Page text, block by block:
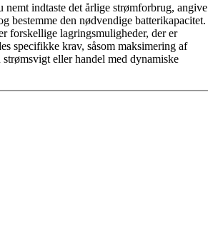
indtaste det årlige strømforbrug, angive
bestemme den nødvendige batterikapacitet.
forskellige lagringsmuligheder, der er
specifikke krav, såsom maksimering af
eller handel med dynamiske